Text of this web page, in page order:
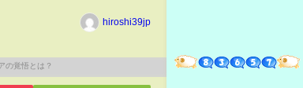
hiroshi39jp